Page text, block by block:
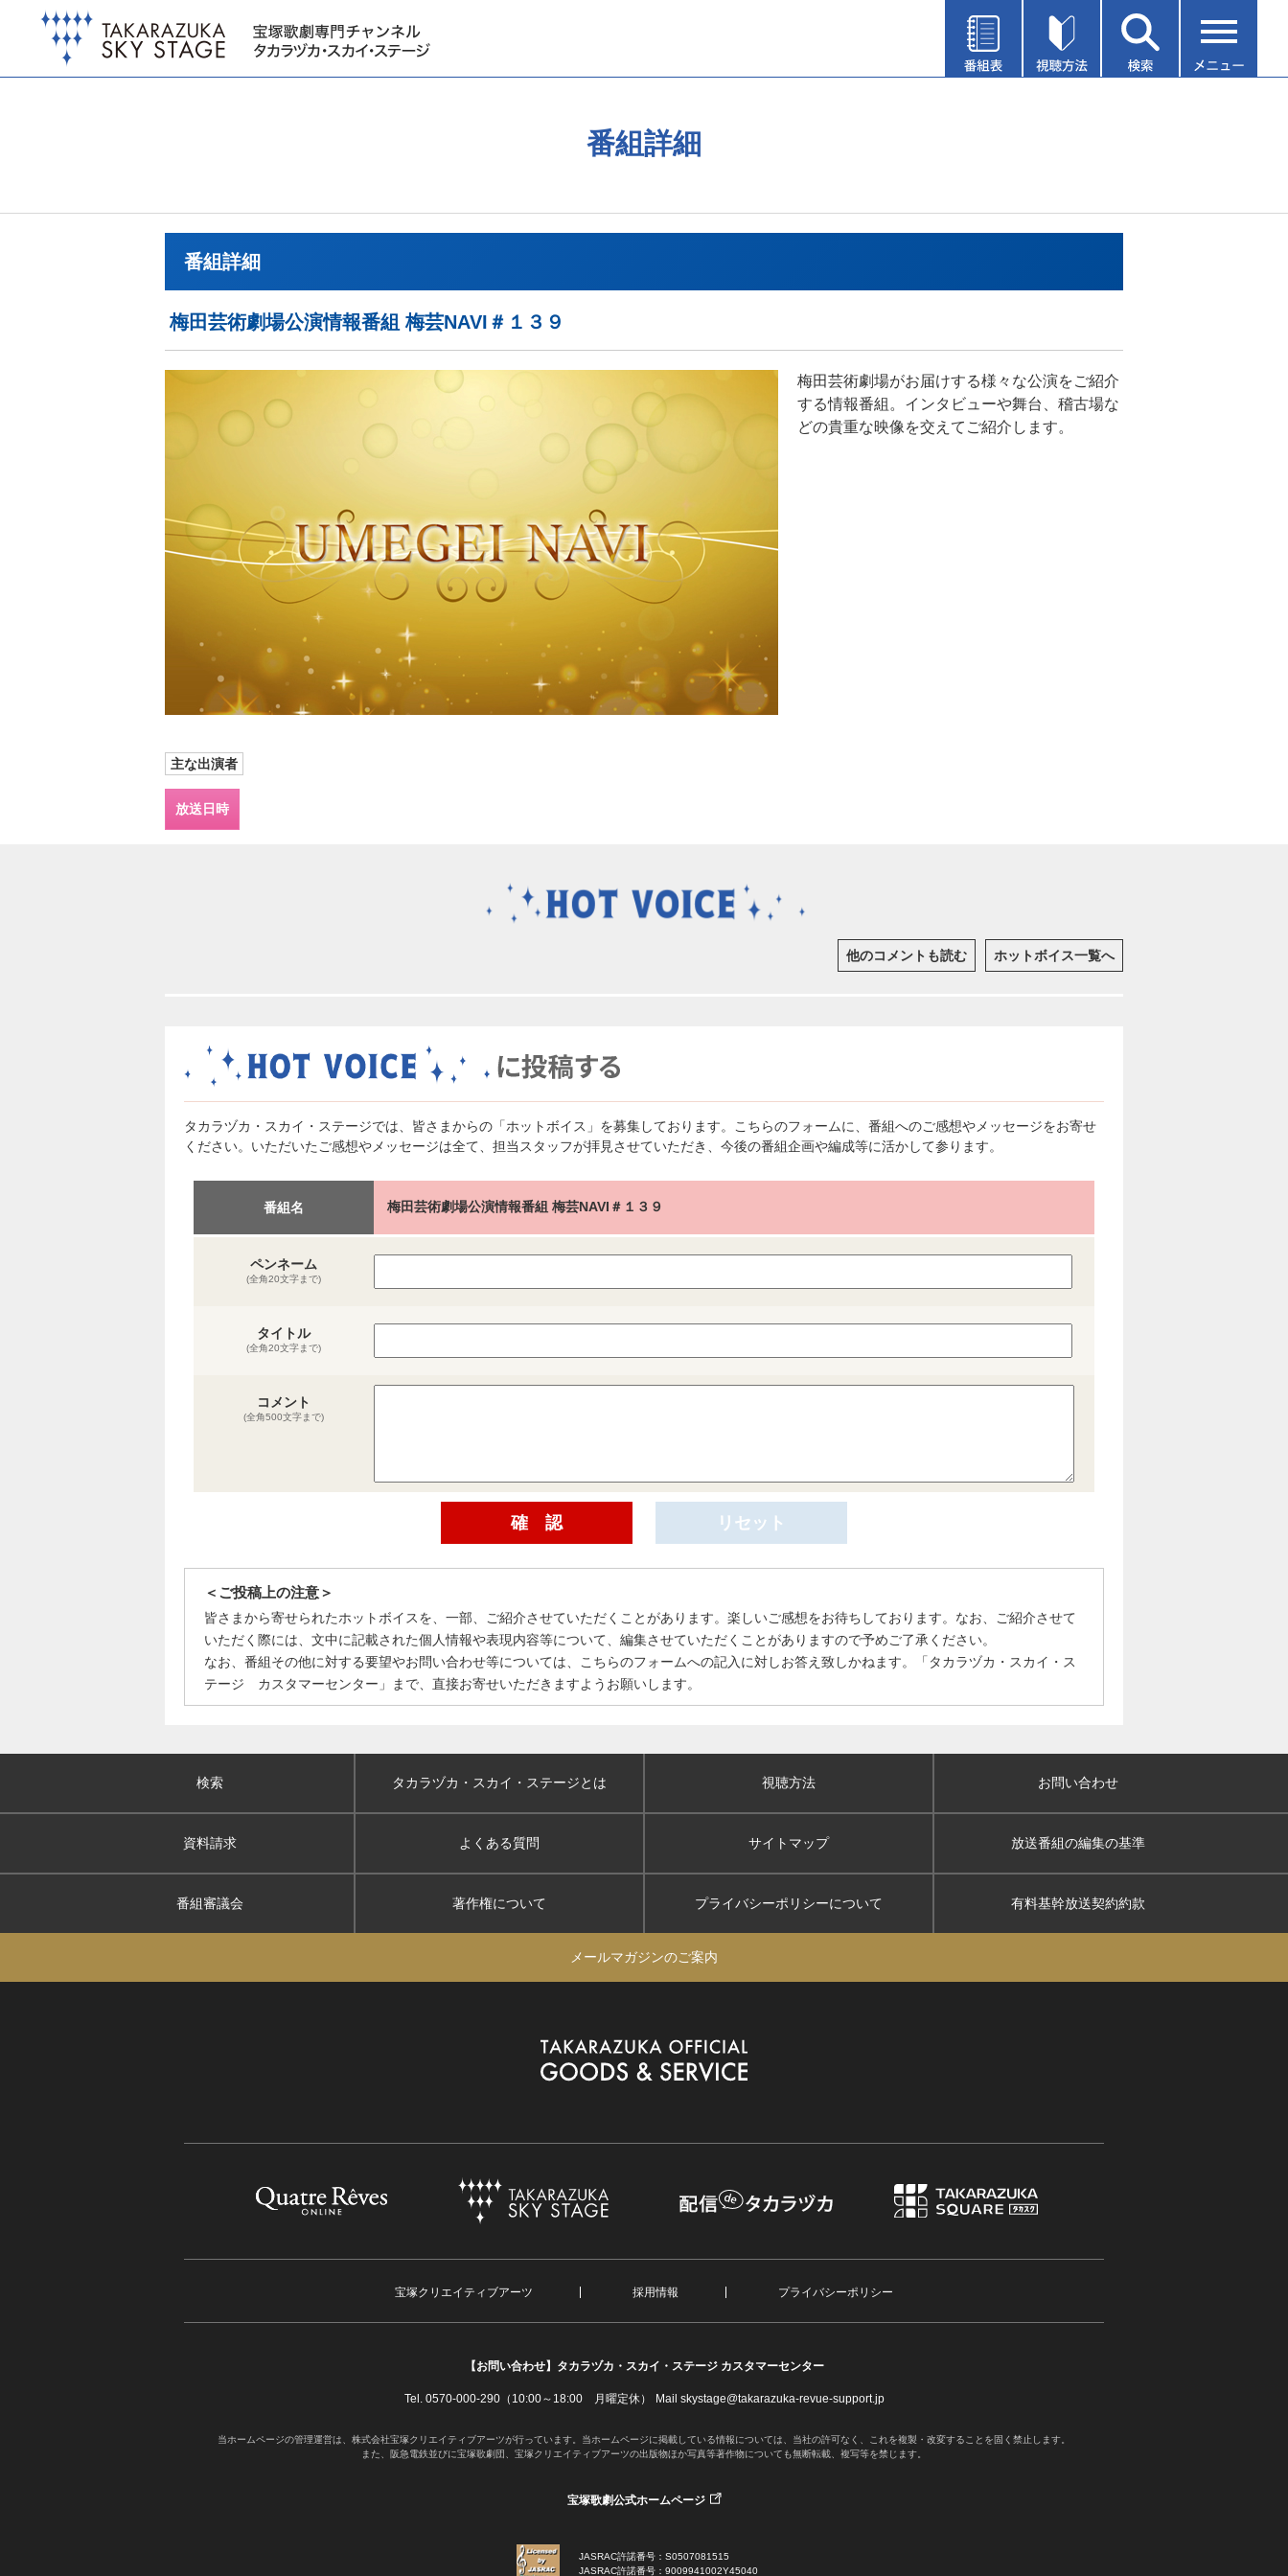
番組詳細
番組詳細
梅田芸術劇場公演情報番組 梅芸NAVI＃１３９
梅田芸術劇場がお届けする様々な公演をご紹介
する情報番組。インタビューや舞台、稽古場な
どの貴重な映像を交えてご紹介します。
主な出演者
放送日時
他のコメントも読む ホットボイス一覧へ
タカラヅカ・スカイ・ステージでは、皆さまからの「ホットボイス」を募集しております。こちらのフォームに、番組へのご感想やメッセージをお寄せ
ください。いただいたご感想やメッセージは全て、担当スタッフが拝見させていただき、今後の番組企画や編成等に活かして参ります。
番組名 梅田芸術劇場公演情報番組 梅芸NAVI＃１３９
ペンネーム
(全角20文字まで)
タイトル
(全角20文字まで)
コメント
(全角500文字まで)
＜ご投稿上の注意＞
皆さまから寄せられたホットボイスを、一部、ご紹介させていただくことがあります。楽しいご感想をお待ちしております。なお、ご紹介させて
いただく際には、文中に記載された個人情報や表現内容等について、編集させていただくことがありますので予めご了承ください。
なお、番組その他に対する要望やお問い合わせ等については、こちらのフォームへの記入に対しお答え致しかねます。「タカラヅカ・スカイ・ス
テージ カスタマーセンター」まで、直接お寄せいただきますようお願いします。
検索 タカラヅカ・スカイ ・ステージとは 視聴方法 お問い合わせ
資料請求 よくある質問 サイトマップ 放送番組の編集の基準
番組審議会 著作権について プライバシーポリシーについて 有料基幹放送契約約款
メールマガジンのご案内
宝塚クリエイティブアーツ 採用情報 プライバシーポリシー
【お問い合わせ】 タカラヅカ・スカイ・ステージ カスタマーセンター
Tel. 0570-000-290（10:00～18:00 月曜定休） Mail skystage@takarazuka-revue-support.jp
当ホームページの管理運営は、株式会社宝塚クリエイティブアーツが行っています。当ホームページに掲載している情報については、当社の許可なく、これを複製・改変することを固く禁止します。
また、阪急電鉄並びに宝塚歌劇団、宝塚クリエイティブアーツの出版物ほか写真等著作物についても無断転載、複写等を禁じます。
宝塚歌劇公式ホームページ
JASRAC許諾番号：S0507081515
JASRAC許諾番号：9009941002Y45040